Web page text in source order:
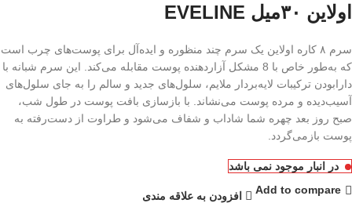
اولاین ۳۰میل EVELINE
سرم ۸ کاره اولاین یک سرم چند منظوره و ایده‌آل برای پوست‌های چرب است
که به‌طور خاص با 8 مشکل آزاردهنده پوست مقابله می‌کند. این سرم شبانه با
دارابودن ترکیبات لایه‌بردار ملایم، سلول‌های جدید و سالم را به جای سلول‌های
آسیب‌دیده و مرده پوست می‌نشاند. با بازسازی بافت پوست در طول شب،
صبح روز بعد چهره شما شاداب و شفاف می‌شود و طراوت از دست‌رفته به
پوست بازمی‌گردد.
در انبار موجود نمی باشد
Add to compare
افزودن به علاقه مندی